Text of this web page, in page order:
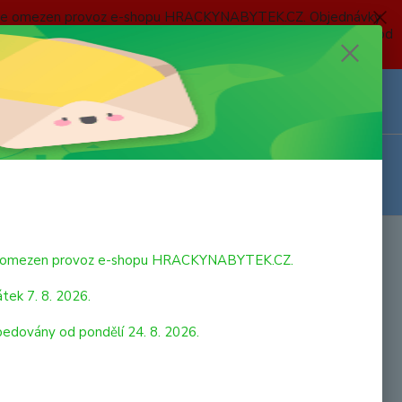
provoz e-shopu HRACKYNABYTEK.CZ. Objednávky
2026 do neděle 23. 8. 2026 budou postupně expedovány od
zvířat. Rozbal a ihned si začni hrát! Nové hrací sety
provoz e-shopu HRACKYNABYTEK.CZ.
7. 8. 2026.
od pondělí 24. 8. 2026.